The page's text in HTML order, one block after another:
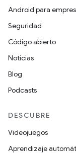
Android para
Seguridad
Código abierto
Noticias
Blog
Podcasts
DESCUBRE
Videojuegos
Aprendizaje